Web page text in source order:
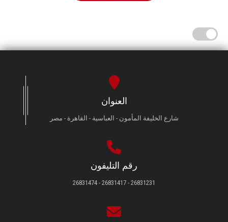
العنوان
شارع الخليفة المأمون - العباسية - القاهرة - مصر
رقم التليفون
26831231 - 26831417 - 26831474